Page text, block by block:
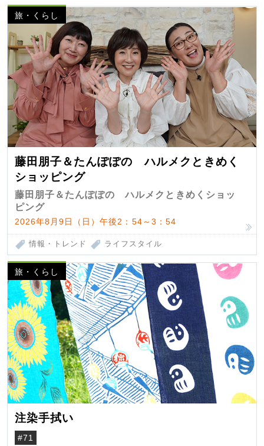
旅・くらし
藤田朋子＆たんぽぽの ハルメクときめく
ショッピング
藤田朋子＆たんぽぽの ハルメクときめくショッ
ピング
2026年8月9日（日）午後2：54～3：54
情報・トレンド ライフスタイル
旅・くらし
注染手拭い
#71